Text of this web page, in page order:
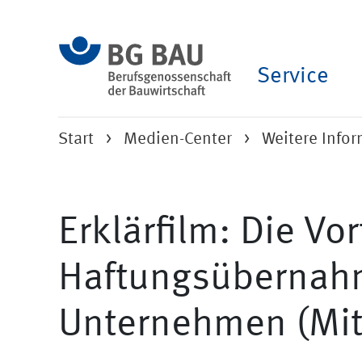
Service
Start Medien-Center Weitere
Erklärfilm: Die
Unternehmen